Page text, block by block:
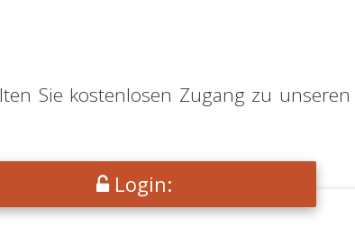
Sie kostenlosen Zugang zu
Login: